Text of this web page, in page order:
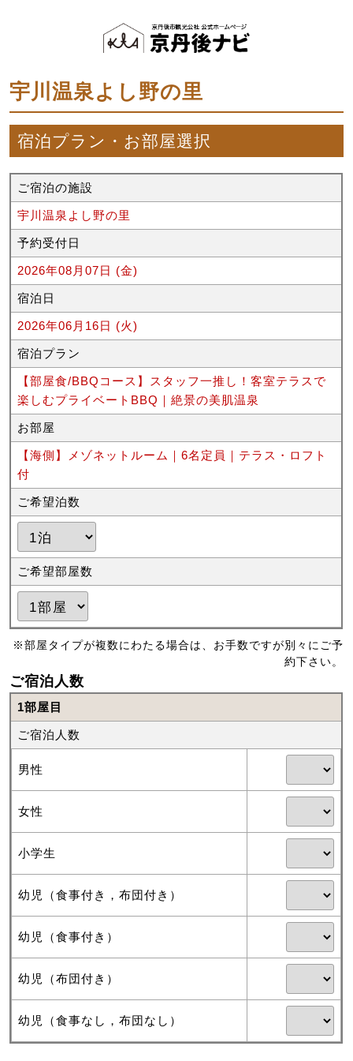
宇川温泉よし野の里
宿泊プラン・お部屋選択
ご宿泊の施設
宇川温泉よし野の里
予約受付日
2026年08月07日 (金)
宿泊日
2026年06月16日 (火)
宿泊プラン
【部屋食/BBQコース】スタッフ一推し！客室テラスで
楽しむプライベートBBQ｜絶景の美肌温泉
お部屋
【海側】メゾネットルーム｜6名定員｜テラス・ロフト
付
ご希望泊数
ご希望部屋数
※部屋タイプが複数にわたる場合は、お手数ですが別々にご予
約下さい。
ご宿泊人数
1部屋目
ご宿泊人数
男性
女性
小学生
幼児（食事付き，布団付き）
幼児（食事付き）
幼児（布団付き）
幼児（食事なし，布団なし）